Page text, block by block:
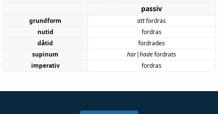
passiv
grundform attfordras
nutid
fordras
dåtid
fordrades
supinum
har|hadefordrats
imperativ
fordras